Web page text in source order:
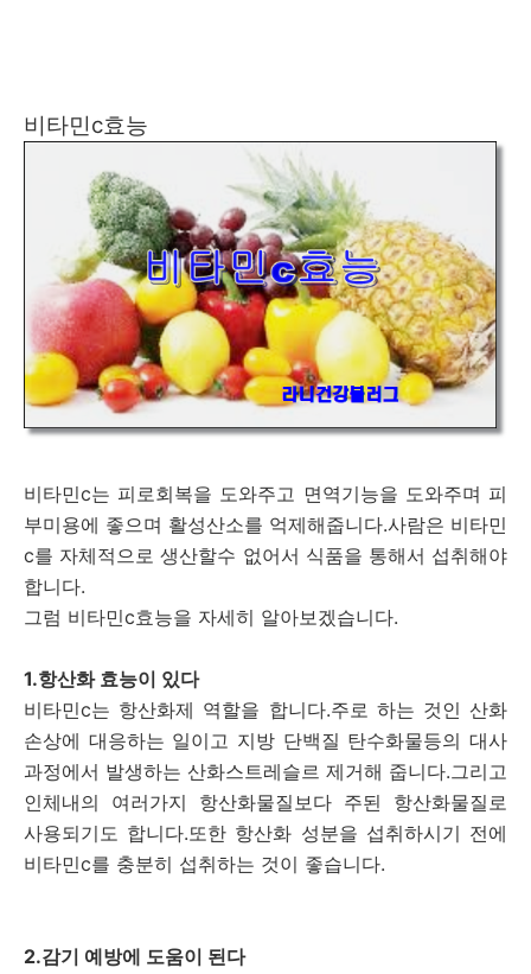
비타민c효능
비타민c는 피로회복을 도와주고 면역기능을 도와주며 피
부미용에 좋으며 활성산소를 억제해줍니다.사람은 비타민
c를 자체적으로 생산할수 없어서 식품을 통해서 섭취해야
합니다.
그럼 비타민c효능을 자세히 알아보겠습니다.
1.항산화 효능이 있다
비타민c는 항산화제 역할을 합니다.주로 하는 것인 산화
손상에 대응하는 일이고 지방 단백질 탄수화물등의 대사
과정에서 발생하는 산화스트레슬르 제거해 줍니다.그리고
인체내의 여러가지 항산화물질보다 주된 항산화물질로
사용되기도 합니다.또한 항산화 성분을 섭취하시기 전에
비타민c를 충분히 섭취하는 것이 좋습니다.
2.감기 예방에 도움이 된다